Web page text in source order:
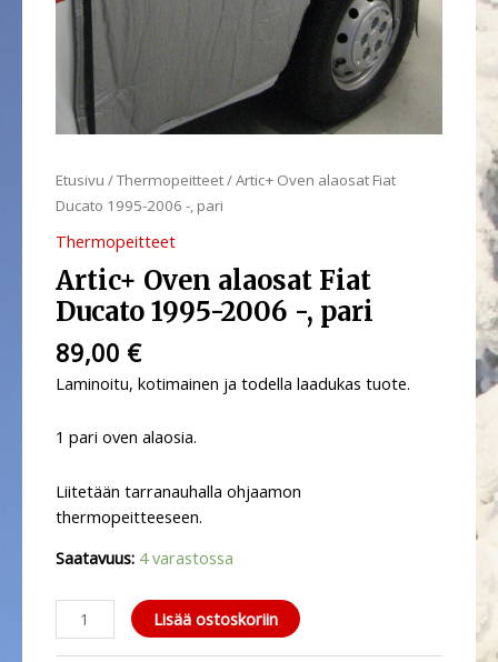
Etusivu /Thermopeitteet/ Artic+ Oven alaosat Fiat
Ducato 1995-2006 -, pari
Thermopeitteet
Artic+ Oven alaosat Fiat
Ducato 1995-2006 -, pari
89,00 €
Laminoitu, kotimainen ja todella laadukas tuote.
1 pari oven alaosia.
Liitetään tarranauhalla ohjaamon
thermopeitteeseen.
Saatavuus: 4 varastossa
pari
määrä
Lisää ostoskoriin